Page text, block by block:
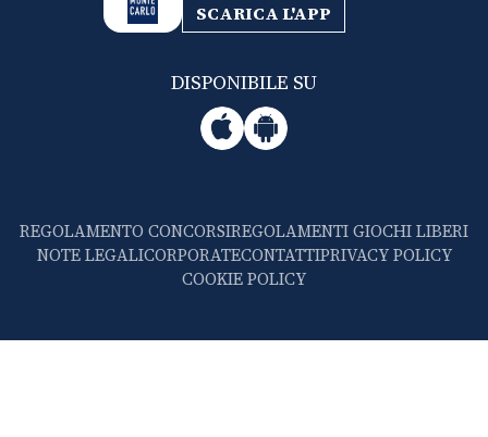
SCARICA L'APP
DISPONIBILE SU
REGOLAMENTO CONCORSIREGOLAMENTI GIOCHI LIBERI
NOTE LEGALICORPORATECONTATTIPRIVACY POLICY
COOKIE POLICY